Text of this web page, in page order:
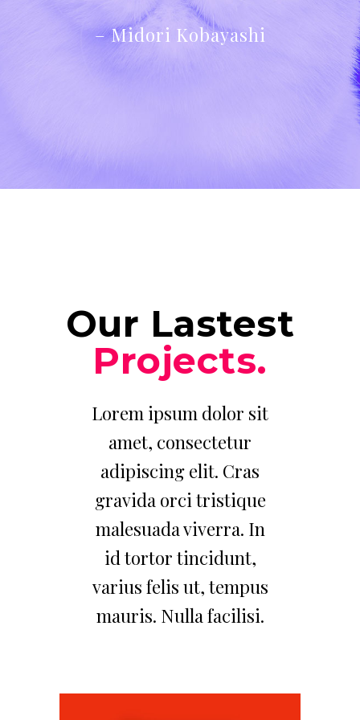
– Midori Kobayashi
Our Lastest
Projects.
Lorem ipsum dolor sit
amet, consectetur
adipiscing elit. Cras
gravida orci tristique
malesuada viverra. In
id tortor tincidunt,
varius felis ut, tempus
mauris. Nulla facilisi.